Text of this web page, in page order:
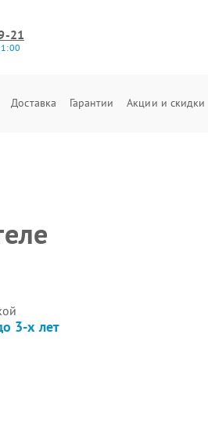
21
Доставка Гарантии Акции и скидки
3-х лет